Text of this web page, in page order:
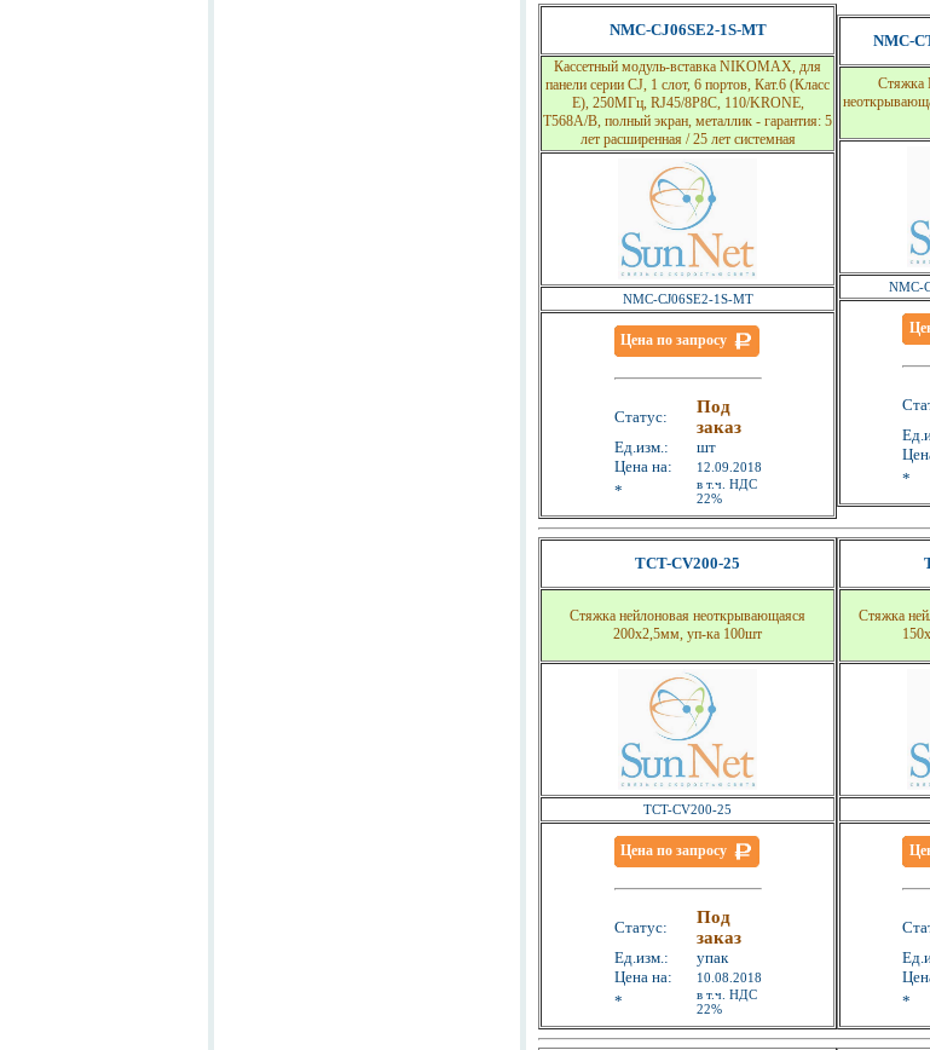
NMC-CJ06SE2-1S-MT
Кассетный модуль-вставка NIKOMAX, для
панели серии CJ, 1 слот, 6 портов, Кат.6 (Класс
E), 250МГц, RJ45/8P8C, 110/KRONE,
T568A/B, полный экран, металлик - гарантия: 5
лет расширенная / 25 лет системная
NMC-CJ06SE2-1S-MT
Цена по запросу
Статус:
Под
заказ
Ед.изм.:
шт
Цена на:
12.09.2018
*
в т.ч. НДС
22%
NMC-
Стяжка
NMC-
*
TCT-CV200-25
Стяжка нейлоновая неоткрывающаяся
200x2,5мм, уп-ка 100шт
TCT-CV200-25
Цена по запросу
Статус:
Под
заказ
Ед.изм.:
упак
Цена на:
10.08.2018
*
в т.ч. НДС
22%
Стяжка
*